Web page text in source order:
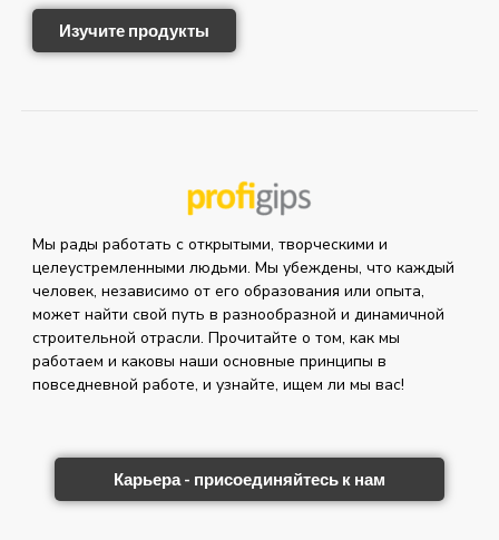
Изучите продукты
Мы рады работать с открытыми, творческими и
целеустремленными людьми. Мы убеждены, что каждый
человек, независимо от его образования или опыта,
может найти свой путь в разнообразной и динамичной
строительной отрасли. Прочитайте о том, как мы
работаем и каковы наши основные принципы в
повседневной работе, и узнайте, ищем ли мы вас!
Карьера - присоединяйтесь к нам